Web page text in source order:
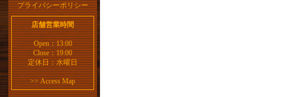
プライバシーポリシー
店舗営業時間
Open：13:00
Close：19:00
定休日：水曜日
>>Access Map